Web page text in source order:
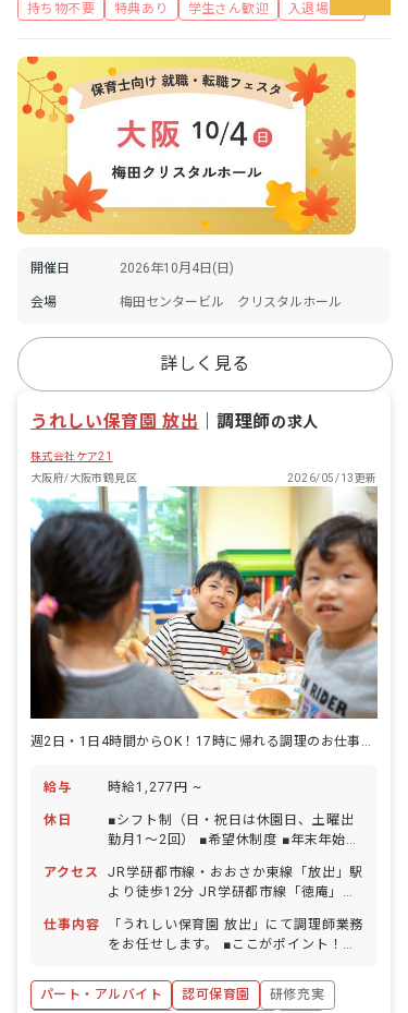
持ち物不要 特典あり 学生さん歓迎 入退場自由
開催日 2026年10月4日(日)
会場 梅田センタービル クリスタルホール
詳しく見る
うれしい保育園 放出 ｜調理師の求人
株式会社ケア21
大阪府/大阪市鶴見区
2026/05/13更新
週2日・1日4時間からOK！17時に帰れる調理のお仕事をお任せ。
給与 時給1,277円 ~
休日
■シフト制（日・祝日は休園日、土曜出
勤月1～2回） ■希望休制度 ■年末年始休
位での取得可／5日以上の連休相談OK）
※入社半年後から10日支給 ■慶弔休暇 ■
産前産後・育児休暇（取得率100％（16
名）・復帰率81％（13名）） ■介護・看
アクセス
JR学研都市線・おおさか東線「放出」駅
より徒歩12分 JR学研都市線「徳庵」駅
に駐輪スペース完備）
仕事内容
「うれしい保育園 放出」にて調理師業務
をお任せします。 ■ここがポイント！
クがある」等、ご心配はいりません！ス
タッフが丁寧にサポートします。 ▼▼具
パート・アルバイト 認可保育園
研修充実